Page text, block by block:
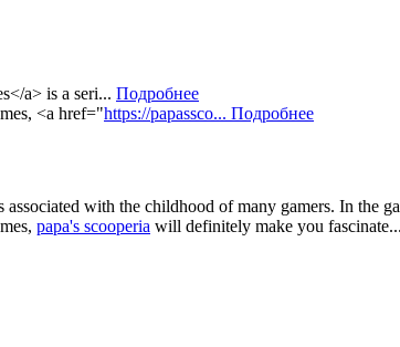
a> is a seri... Подробнее
<a href="https://papassco... Подробнее
associated with the childhood of many gamers. In the
papa's scooperia will definitely make you fascinate...